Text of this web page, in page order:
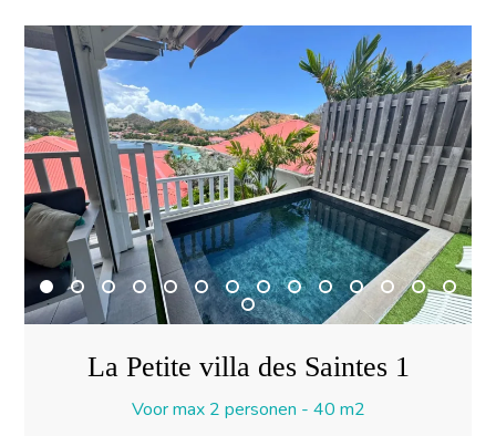
La Petite villa des Saintes 1
Voor max 2 personen - 40 m2